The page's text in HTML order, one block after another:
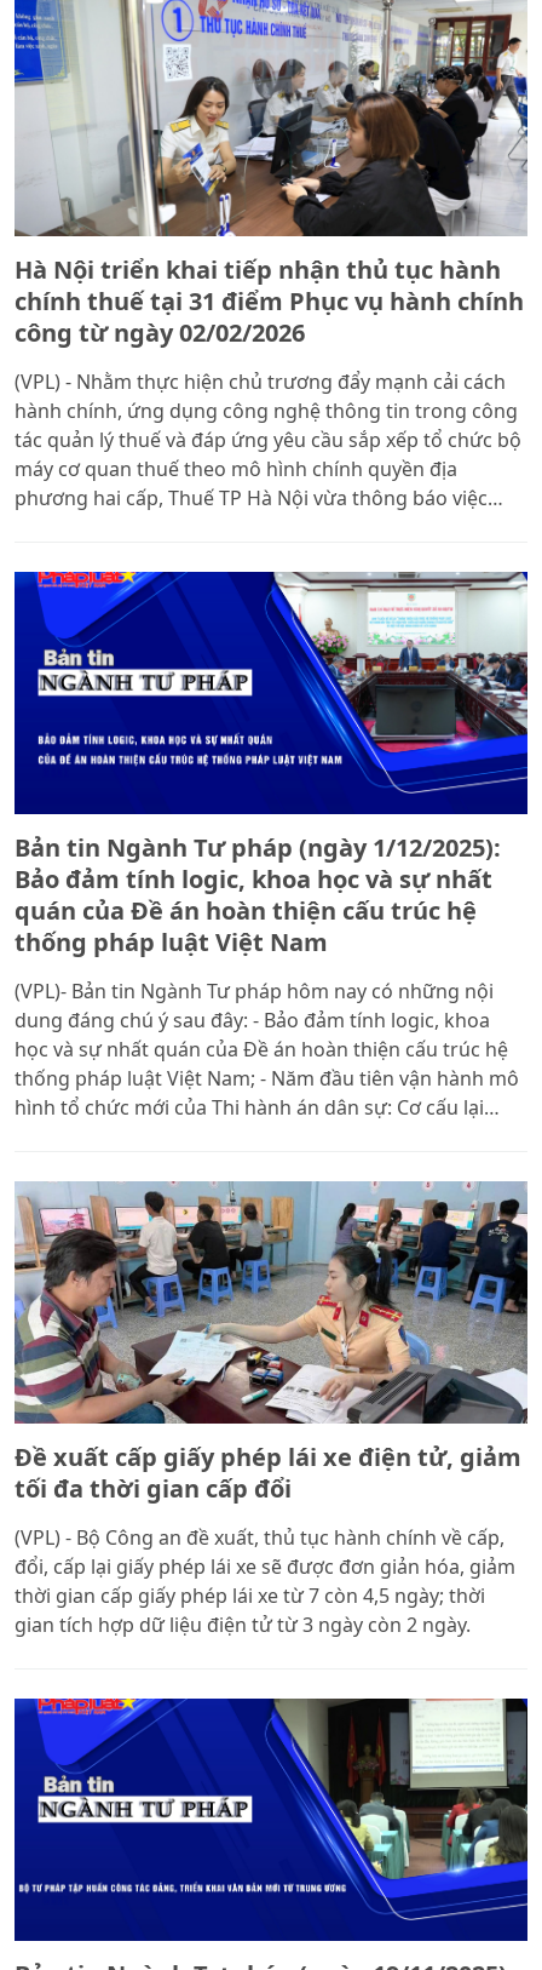
cắn mình về nhà; - Bệnh xá đảo Song Tử Tây, Đặc khu
Trường Sa cấp cứu thành công ngư dân bị tai nạn lao
động
Hà Nội triển khai tiếp nhận thủ tục hành
chính thuế tại 31 điểm Phục vụ hành chính
công từ ngày 02/02/2026
(VPL) - Nhằm thực hiện chủ trương đẩy mạnh cải cách
hành chính, ứng dụng công nghệ thông tin trong công
tác quản lý thuế và đáp ứng yêu cầu sắp xếp tổ chức bộ
máy cơ quan thuế theo mô hình chính quyền địa
phương hai cấp, Thuế TP Hà Nội vừa thông báo việc
toàn địa bàn thành phố.
Bản tin Ngành Tư pháp (ngày 1/12/2025):
Bảo đảm tính logic, khoa học và sự nhất
quán của Đề án hoàn thiện cấu trúc hệ
thống pháp luật Việt Nam
(VPL)- Bản tin Ngành Tư pháp hôm nay có những nội
dung đáng chú ý sau đây: - Bảo đảm tính logic, khoa
học và sự nhất quán của Đề án hoàn thiện cấu trúc hệ
thống pháp luật Việt Nam; - Năm đầu tiên vận hành mô
hình tổ chức mới của Thi hành án dân sự: Cơ cấu lại
sang một giai đoạn mới; - Bộ Tư pháp tiếp tục hướng
dẫn việc thống kê, rà soát, chuẩn hóa thủ tục hành
chính ở 3 cấp chính quyền; - Tây Ninh tăng tốc hợp tác,
mở rộng động lực phát triển vùng biên giới Việt Nam –
Campuchia
Đề xuất cấp giấy phép lái xe điện tử, giảm
tối đa thời gian cấp đổi
(VPL) - Bộ Công an đề xuất, thủ tục hành chính về cấp,
đổi, cấp lại giấy phép lái xe sẽ được đơn giản hóa, giảm
thời gian cấp giấy phép lái xe từ 7 còn 4,5 ngày; thời
gian tích hợp dữ liệu điện tử từ 3 ngày còn 2 ngày.